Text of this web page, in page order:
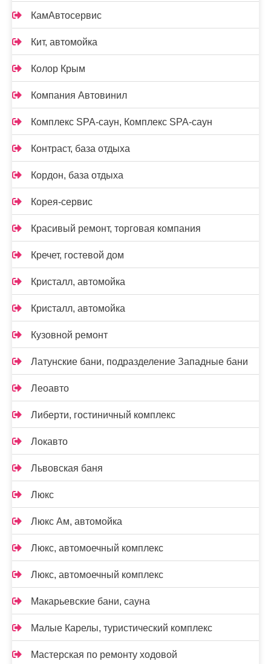
КамАвтосервис
Кит, автомойка
Колор Крым
Компания Автовинил
Комплекс SPA-саун, Комплекс SPA-саун
Контраст, база отдыха
Кордон, база отдыха
Корея-сервис
Красивый ремонт, торговая компания
Кречет, гостевой дом
Кристалл, автомойка
Кристалл, автомойка
Кузовной ремонт
Латунские бани, подразделение Западные бани
Леоавто
Либерти, гостиничный комплекс
Локавто
Львовская баня
Люкс
Люкс Ам, автомойка
Люкс, автомоечный комплекс
Люкс, автомоечный комплекс
Макарьевские бани, сауна
Малые Карелы, туристический комплекс
Мастерская по ремонту ходовой